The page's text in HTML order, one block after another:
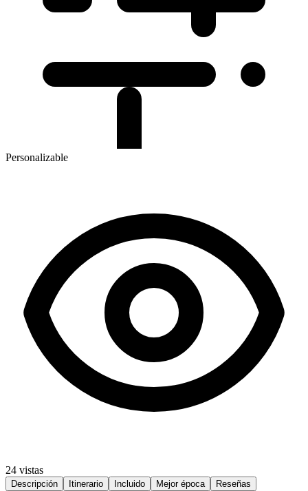
Personalizable
24 vistas
Descripción Itinerario Incluido Mejor época Reseñas